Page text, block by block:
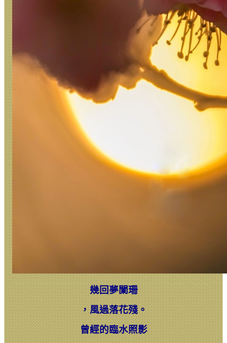
幾回夢闌珊
，風過落花殘。
曾經的臨水照影